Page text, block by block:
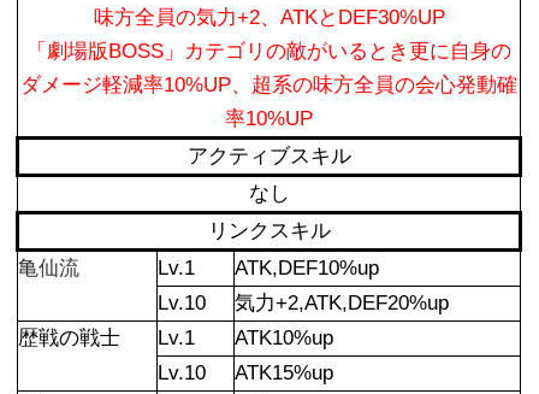
味方全員の気力+2、ATKとDEF30%UP
「劇場版BOSS」カテゴリの敵がいるとき更に自身の
ダメージ軽減率10%UP、超系の味方全員の会心発動確
率10%UP
アクティブスキル
なし
リンクスキル
亀仙流
Lv.1
ATK,DEF10%up
Lv.10
気力+2,ATK,DEF20%up
歴戦の戦士
Lv.1
ATK10%up
Lv.10
ATK15%up